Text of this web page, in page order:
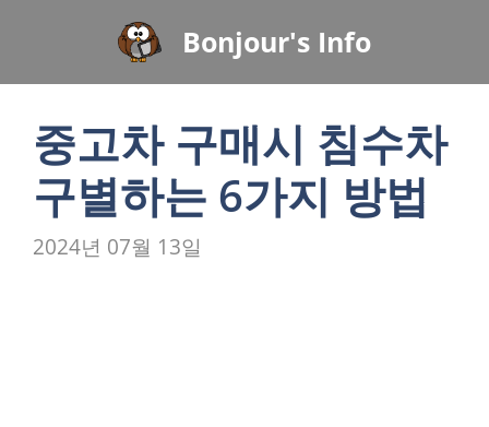
Bonjour's Info
중고차 구매시 침수차
구별하는 6가지 방법
2024년 07월 13일